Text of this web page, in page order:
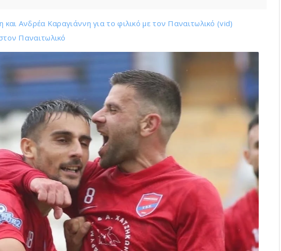
Ανδρέα Καραγιάννη για το φιλικό με τoν Παναιτωλικό (vid)
Παναιτωλικό